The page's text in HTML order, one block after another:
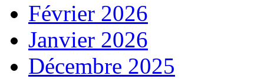
Février 2026
Janvier 2026
Décembre 2025